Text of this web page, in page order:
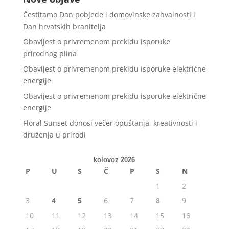
Čestitamo Dan pobjede i domovinske zahvalnosti i
Dan hrvatskih branitelja
Obavijest o privremenom prekidu isporuke
prirodnog plina
Obavijest o privremenom prekidu isporuke električne
energije
Obavijest o privremenom prekidu isporuke električne
energije
Floral Sunset donosi večer opuštanja, kreativnosti i
druženja u prirodi
kolovoz 2026
P U S Č P S
N
1
2
3
4 5 6 7 8
9
10
11 12 13 14 15
16